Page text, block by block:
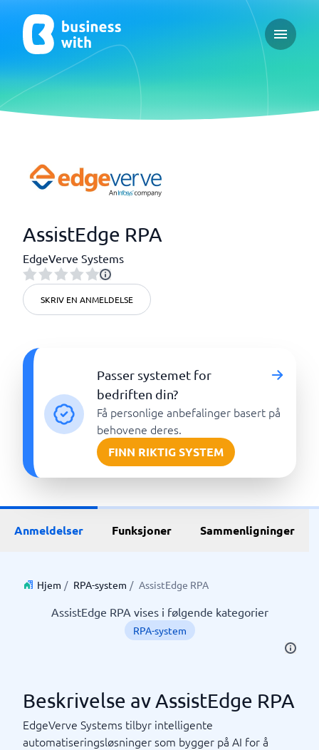
Open
AssistEdge RPA
EdgeVerve Systems
SKRIV EN ANMELDELSE
Passer systemet for
bedriften din?
Få personlige anbefalinger basert på
behovene deres.
FINN RIKTIG SYSTEM
Anmeldelser Funksjoner Sammenligninger
Hjem / RPA-system / AssistEdge RPA
AssistEdge RPA vises i følgende kategorier
RPA-system
Beskrivelse av AssistEdge RPA
EdgeVerve Systems tilbyr intelligente
automatiseringsløsninger som bygger på AI for å